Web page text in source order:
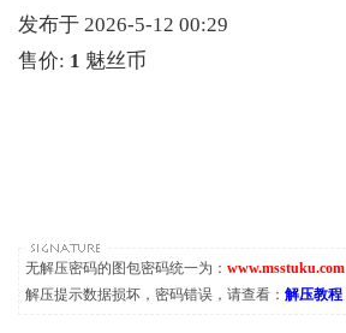
发布于 2026-5-12 00:29
售价: 1 魅丝币
无解压密码的图包密码统一为： www.msstuku.com
解压提示数据损坏，密码错误，请查看： 解压教程